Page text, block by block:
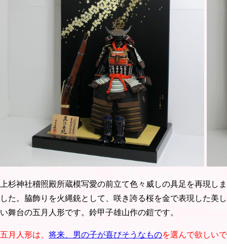
上杉神社稽照殿所蔵模写愛の前立て色々威しの具足を再現しま
した。脇飾りを火縄銃として、咲き誇る桜を金で表現した美し
い舞台の五月人形です。鈴甲子雄山作の鎧です。
五月人形は、 将来、男の子が喜びそうなものを選んで欲しいで